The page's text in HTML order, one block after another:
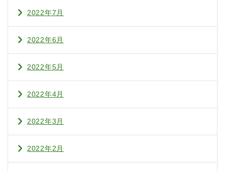
2022年7月
2022年6月
2022年5月
2022年4月
2022年3月
2022年2月